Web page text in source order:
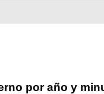
por año y